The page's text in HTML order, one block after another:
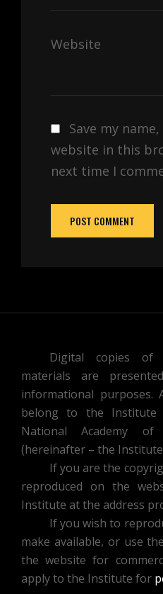
Website
Save my
website in this
next time I
Digital copies of
materials are
informational
belong to the Institute
National Academy
(hereinafter – the
If you are the
reproduced on the
Institute at the address
If you wish to
make available, or use
the website for
apply to the Institute for